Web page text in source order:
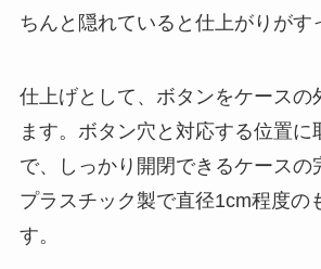
ちんと隠れていると仕上がりがす
仕上げとして、ボタンをケースの
ます。ボタン穴と対応する位置に
で、しっかり開閉できるケースの
プラスチック製で直径1cm程度の
す。